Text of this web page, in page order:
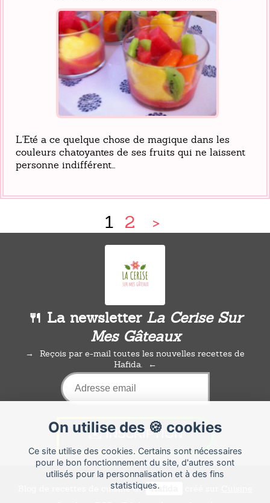
L'Eté a ce quelque chose de magique dans les
couleurs chatoyantes de ses fruits qui ne laissent
personne indifférent...
1 2 >
On utilise des 🍪 cookies
Ce site utilise des cookies. Certains sont nécessaires
pour le bon fonctionnement du site, d'autres sont
utilisés pour la personnalisation et à des fins
statistiques.
🍴 La newsletter La Cerise Sur
Mes Gâteaux
Reçois par e-mail toutes les nouvelles recettes de
Hafida.
Blog de recettes de cuisine de Hafida